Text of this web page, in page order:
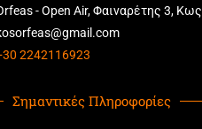
- Open Air, Φαιναρέτης 3, Κως
2242116923
Σημαντικές Πληροφορίες